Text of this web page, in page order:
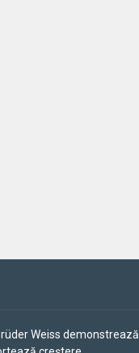
Weiss demonstrează